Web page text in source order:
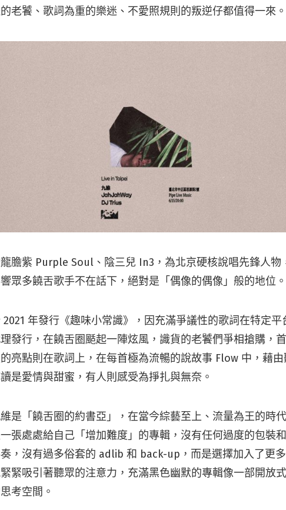
老饕、歌詞為重的樂迷、不愛照規則的叛逆仔都值得一來。
膽紫 Purple Soul、陰三兒 In3，為北京硬核說唱先鋒人物
眾多饒舌歌手不在話下，絕對是「偶像的偶像」般的地位。
2021 年發行《趣味小常識》，因充滿爭議性的歌詞在特定
發行，在饒舌圈颳起一陣炫風，識貨的老饕們爭相搶購，
亮點則在歌詞上，在每首極為流暢的說故事 Flow 中，藉
是愛情與甜蜜，有人則感受為掙扎與無奈。
是「饒舌圈的約書亞」，在當今綜藝至上、流量為王的時
張處處給自己「增加難度」的專輯，沒有任何過度的包裝
，沒有過多俗套的 adlib 和 back-up，而是選擇加入了更多
緊吸引著聽眾的注意力，充滿黑色幽默的專輯像一部開放
考空間。